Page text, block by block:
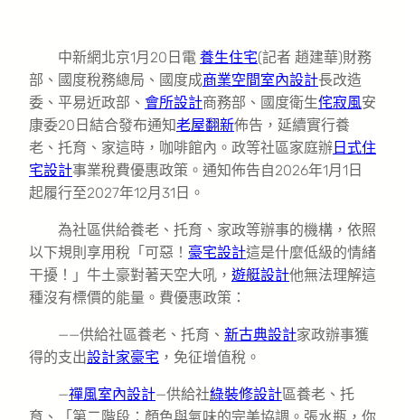
中新網北京1月20日電 養生住宅(記者 趙建華)財務
部、國度稅務總局、國度成商業空間室內設計長改造
委、平易近政部、 會所設計商務部、國度衛生侘寂風安
康委20日結合發布通知老屋翻新佈告，延續實行養
老、托育、家這時，咖啡館內。政等社區家庭辦 日式住
宅設計事業稅費優惠政策。通知佈告自2026年1月1日
起履行至2027年12月31日。
為社區供給養老、托育、家政等辦事的機構，依照
以下規則享用稅「可惡！ 豪宅設計這是什麼低級的情緒
干擾！」牛土豪對著天空大吼， 遊艇設計他無法理解這
種沒有標價的能量。費優惠政策：
——供給社區養老、托育、 新古典設計家政辦事獲
得的支出設計家豪宅 ，免征增值稅。
—禪風室內設計—供給社綠裝修設計區養老、托